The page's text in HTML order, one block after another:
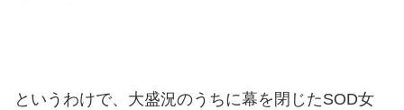
というわけで、大盛況のうちに幕を閉じたSOD女